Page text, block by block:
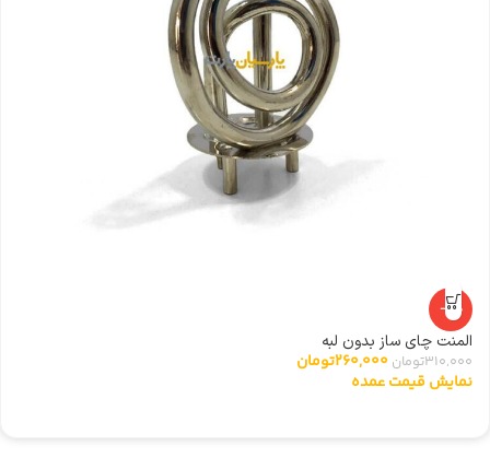
-16%
المنت چای ساز بدون لبه
310,000تومان 260,000تومان
نمایش قیمت عمده